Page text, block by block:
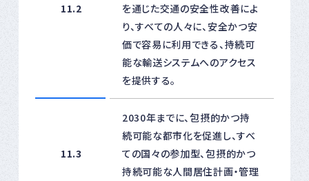
11.2
を通じた交通の安全性改善によ
り、すべての人々に、安全かつ安
価で容易に利用できる、持続可
能な輸送システムへのアクセス
を提供する。
11.3
2030年までに、包摂的かつ持
続可能な都市化を促進し、すべ
ての国々の参加型、包摂的かつ
持続可能な人間居住計画・管理